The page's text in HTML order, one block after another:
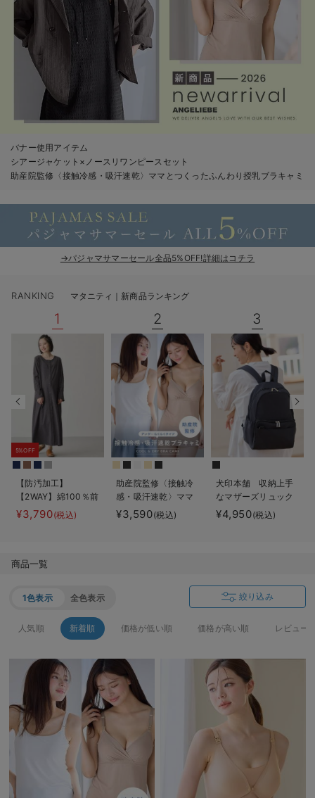
マタニティ 腹巻き
ブラトップ
親子セット
快適機能ウェア特集 トップス
快適機能ウェア特集 ボトムス
erbaviva（エルバビーバ）
ハレの日に着るANGELIEBEのセレモニー
便利な育児家電
Gift Selection 出産祝い
ロンパースはいつからいつまで使う？選ぶポイントも解説！
保育園・入園準備特集
ファルスカ
デロンギ
入院準備の持ち物チェック
ベビー
あったかアイテム｜
もらって嬉しいギフト
かわいくておもしろ
何枚あっても嬉しい
裏起毛素材
バナー使用アイテム
シアージャケット×ノースリワンピースセット
助産院監修〈接触冷感・吸汗速乾〉ママとつくったふんわり授乳ブラキャミ
→パジャマサマーセール全品5%OFF!詳細はコチラ
RANKING マタニティ｜新商品ランキング
1
5%OFF
【防汚加工】
【2WAY】綿100％前
開き長袖ネグリジ
ェ マタニティ・授
¥3,790(税込)
2
助産院監修〈接触冷
感・吸汗速乾〉ママ
とつくったふんわり
授乳ブラキャミ ア
¥3,590(税込)
3
犬印本舗 収納上手
なマザーズリュック
¥4,950(税込)
商品一覧
1色表示 全色表示 絞り込み
人気順 新着順 価格が低い順 価格が高い順 レビュー